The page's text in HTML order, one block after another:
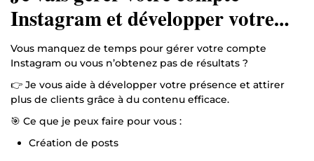
Instagram et développer votre
audience
Vous manquez de temps pour gérer votre compte
Instagram ou vous n’obtenez pas de résultats ?
👉 Je vous aide à développer votre présence et attirer
plus de clients grâce à du contenu efficace.
🎯 Ce que je peux faire pour vous :
Création de posts